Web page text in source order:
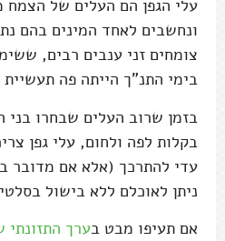
עלי הגפן הם העלים של הצמח
ונחשבים לאחד המינים בהם
צומחים זני ענבים רבים,
בימי התנ"ך הייתה פה תעשיית
בזמן שרוב העלים שבחרו
בקלות לפה ולחום, עלי גפן
עדי להתרכך (אלא אם מדובר
ניתן לאוכלם ללא בישול
אם תעיפו מבט בערך התזונתי